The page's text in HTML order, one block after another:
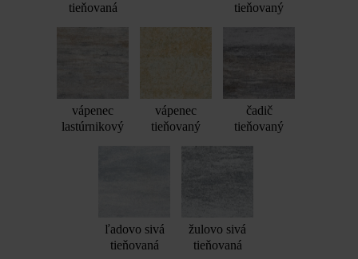
tieňovaná
tieňovaný
vápenec
lastúrnikový
vápenec
tieňovaný
čadič
tieňovaný
ľadovo sivá
tieňovaná
žulovo sivá
tieňovaná